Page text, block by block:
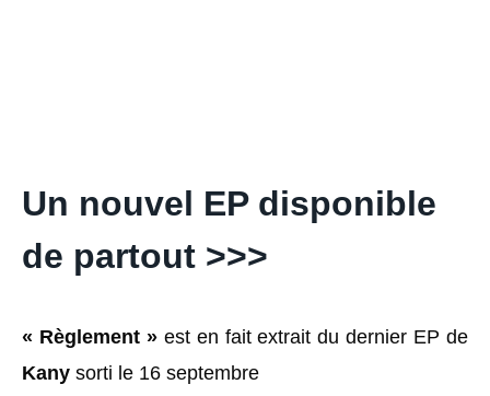
Un nouvel EP disponible
de partout >>>
« Règlement »est en fait extrait du dernier EP de
Kany sorti le 16 septembre